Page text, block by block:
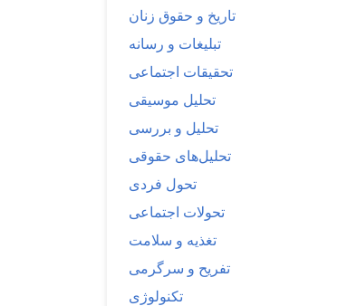
تاریخ و حقوق زنان
تبلیغات و رسانه
تحقیقات اجتماعی
تحلیل موسیقی
تحلیل و بررسی
تحلیل‌های حقوقی
تحول فردی
تحولات اجتماعی
تغذیه و سلامت
تفریح و سرگرمی
تکنولوژی